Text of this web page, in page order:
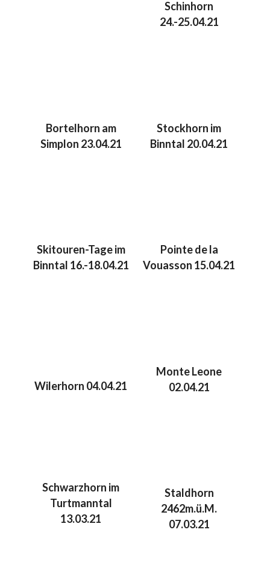
Schinhorn
24.-25.04.21
Bortelhorn am
Simplon 23.04.21
Stockhorn im
Binntal 20.04.21
Skitouren-Tage im
Binntal 16.-18.04.21
Pointe de la
Vouasson 15.04.21
Wilerhorn 04.04.21
Monte Leone
02.04.21
Schwarzhorn im
Turtmanntal
13.03.21
Staldhorn
2462m.ü.M.
07.03.21